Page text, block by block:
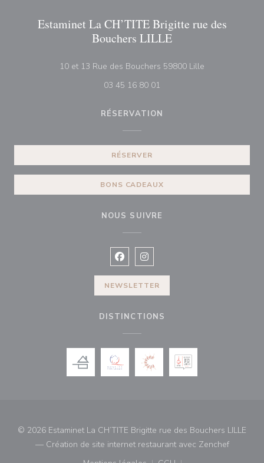
Estaminet La CH’TITE Brigitte rue des
Bouchers LILLE
10 et 13 Rue des Bouchers 59800 Lille
03 45 16 80 01
RÉSERVATION
RÉSERVER
BONS CADEAUX
NOUS SUIVRE
Facebook ((ouvre une nouvelle
Instagram ((ouvre une
NEWSLETTER
DISTINCTIONS
© 2026 Estaminet La CH’TITE Brigitte rue des Bouchers LILLE
— Création de site internet restaurant avec Zenchef((ouvre